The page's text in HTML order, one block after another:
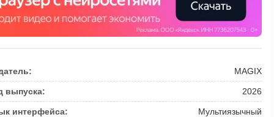
MAGIX
выпуска: 2026
интерфейса: Мультиязычный